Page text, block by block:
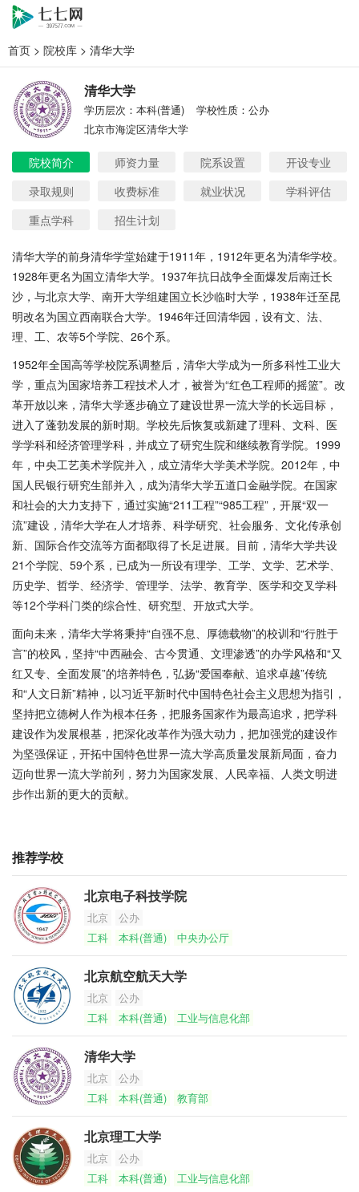
首页 > 院校库 > 清华大学
清华大学
学历层次：本科(普通)
学校性质：公办
北京市海淀区清华大学
院校简介 师资力量 院系设置
开设专业
录取规则
收费标准 就业状况
学科评估
重点学科
招生计划
清华大学的前身清华学堂始建于1911年，1912年更名为清华学校。
1928年更名为国立清华大学。1937年抗日战争全面爆发后南迁长
沙，与北京大学、南开大学组建国立长沙临时大学，1938年迁至昆
明改名为国立西南联合大学。1946年迁回清华园，设有文、法、
理、工、农等5个学院、26个系。
1952年全国高等学校院系调整后，清华大学成为一所多科性工业大
学，重点为国家培养工程技术人才，被誉为“红色工程师的摇篮”。改
革开放以来，清华大学逐步确立了建设世界一流大学的长远目标，
进入了蓬勃发展的新时期。学校先后恢复或新建了理科、文科、医
学学科和经济管理学科，并成立了研究生院和继续教育学院。1999
年，中央工艺美术学院并入，成立清华大学美术学院。2012年，中
国人民银行研究生部并入，成为清华大学五道口金融学院。在国家
和社会的大力支持下，通过实施“211工程”“985工程”，开展“双一
流”建设，清华大学在人才培养、科学研究、社会服务、文化传承创
新、国际合作交流等方面都取得了长足进展。目前，清华大学共设
21个学院、59个系，已成为一所设有理学、工学、文学、艺术学、
历史学、哲学、经济学、管理学、法学、教育学、医学和交叉学科
等12个学科门类的综合性、研究型、开放式大学。
面向未来，清华大学将秉持“自强不息、厚德载物”的校训和“行胜于
言”的校风，坚持“中西融会、古今贯通、文理渗透”的办学风格和“又
红又专、全面发展”的培养特色，弘扬“爱国奉献、追求卓越”传统
和“人文日新”精神，以习近平新时代中国特色社会主义思想为指引，
坚持把立德树人作为根本任务，把服务国家作为最高追求，把学科
建设作为发展根基，把深化改革作为强大动力，把加强党的建设作
为坚强保证，开拓中国特色世界一流大学高质量发展新局面，奋力
迈向世界一流大学前列，努力为国家发展、人民幸福、人类文明进
步作出新的更大的贡献。
推荐学校
北京电子科技学院
北京
公办
工科
本科(普通) 中央办公厅
北京航空航天大学
北京
公办
工科
本科(普通) 工业与信息化部
清华大学
北京
公办
工科
本科(普通) 教育部
北京理工大学
北京
公办
工科
本科(普通) 工业与信息化部